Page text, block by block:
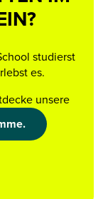
studierst
es.
unsere